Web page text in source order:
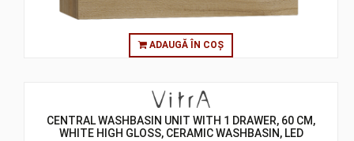
ADAUGĂ ÎN COȘ
CENTRAL WASHBASIN UNIT WITH 1 DRAWER, 60 CM,
WHITE HIGH GLOSS, CERAMIC WASHBASIN, LED